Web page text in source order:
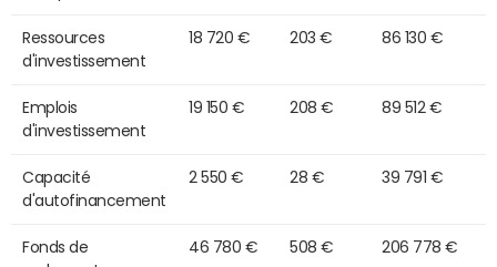
Ressources
d'investissement
18 720 € 203 € 86 130 €
Emplois
d'investissement
19 150 € 208 € 89 512 €
Capacité
d'autofinancement
2 550 € 28 € 39 791 €
Fonds de
46 780 € 508 € 206 778 €